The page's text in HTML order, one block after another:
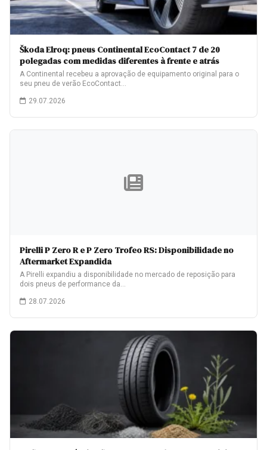
Škoda Elroq: pneus Continental EcoContact 7 de 20
polegadas com medidas diferentes à frente e atrás
A Continental recebeu a aprovação de equipamento original para o
seu pneu de verão EcoContact…
29.07.2026
Pirelli P Zero R e P Zero Trofeo RS: Disponibilidade no
Aftermarket Expandida
A Pirelli expandiu a disponibilidade no mercado de reposição para
dois pneus de performance da…
28.07.2026